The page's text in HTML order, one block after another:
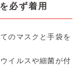
必ず着用
のマスクと手袋を
イルスや細菌が付